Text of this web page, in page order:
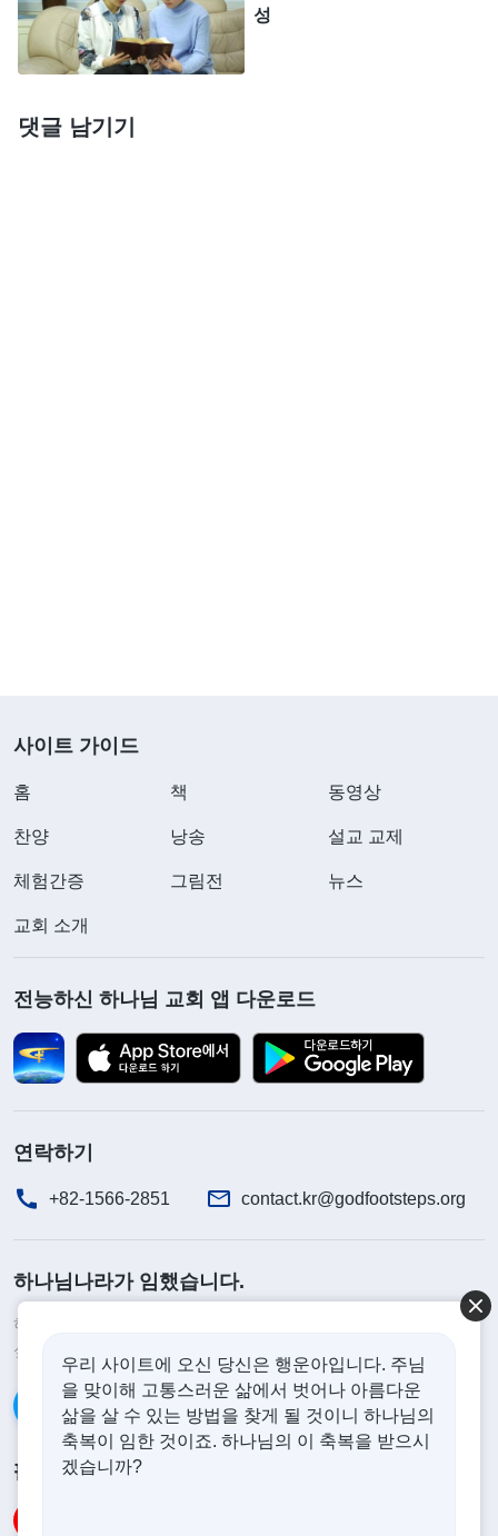
게 왜 이렇게 고통스럽고 괴로울까? 그 근원은 무엇
일까?’ 그러던 어느 날, 저는 하나님의 말씀을 보게
외에 세상의 모든 부모가 공통적으로 하는 요구가 있
줄 거예요.” 이제는 또 엄마가 질투한다. “도대체 누
요.” 부모는 그제야 만족한다. 아이가 처음 말을 하게
된 순간부터 부모는 아이가 나중에 효도하고 부모에
게 잘하게 하려고 애쓴다. 아이가 아직 말도 잘 못하
바라고, 나아가 부모의 기대를 충족해 주고 부모를
부양하는 자식이기를 바란다. 이 질문은 자녀가 어릴
100% 자식에 대한 부모 마음 깊은 곳의 요구이자 기
대이며, 또한 더없이 실질적인 기대이자 요구이다.
부모가 아플 때 안부를 묻고 침상 곁에서 돌보며 함
께해 주기를 바라는 것이다. 그것이 설령 물 한 잔 따
경제적인 측면에서 혹은 더 실제적인 측면에서 도움
을 주지는 못한다고 해도 부모는 최소한 자식이 그
정도의 효심은 갖기를 바란다. 또한, 부모는 아이가
어릴 때 그런 효심을 보기를 바라며, 수시로 그것을
성
댓글 남기기
사이트 가이드
홈 책 동영상
찬양 낭송 설교 교제
체험간증 그림전 뉴스
교회 소개
전능하신 하나님 교회 앱 다운로드
연락하기
+82-1566-2851 contact.kr@godfootsteps.org
하나님나라가 임했습니다.
하나님나라가 이미 인간 세상에 임했습니다. 하나님나라에 들어가고
싶으십니까?
카카오톡으로 대화하기
팔로우하기
우리 사이트에 오신 당신은 행운아입니다. 주님
을 맞이해 고통스러운 삶에서 벗어나 아름다운
삶을 살 수 있는 방법을 찾게 될 것이니 하나님의
축복이 임한 것이죠. 하나님의 이 축복을 받으시
겠습니까?